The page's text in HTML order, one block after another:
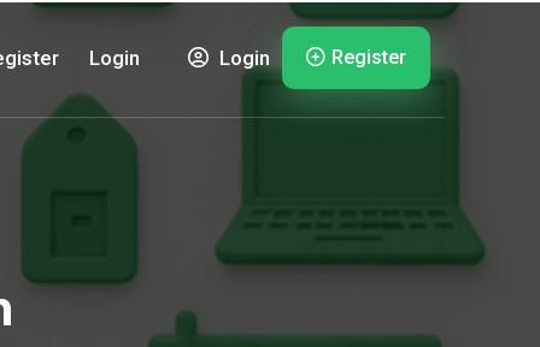
Login Login Register